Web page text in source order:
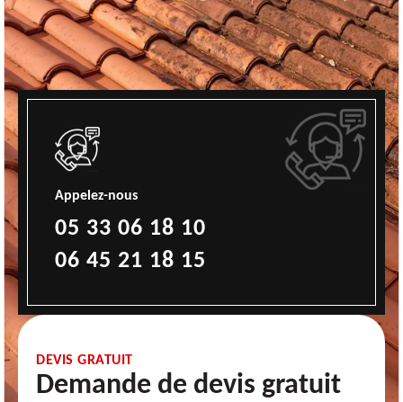
Appelez-nous
05 33 06 18 10
06 45 21 18 15
DEVIS GRATUIT
Demande de devis gratuit